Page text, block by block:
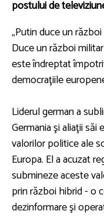
postului de
„Putin duce un
Duce un război
este îndreptat
democraţiile
Liderul german a
Germania şi aliaţii
valorilor politice ale
Europa. El a acuzat
submineze aceste
prin război hibrid - o
dezinformare şi